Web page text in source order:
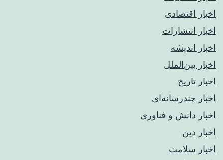
اخبار اقتصادی
اخبار انتشارات
اخبار اندیشه
اخبار بین‌الملل
اخبار تاریخ
اخبار چندرسانه‌ای
اخبار دانش و فناوری
اخبار دین
اخبار سلامت